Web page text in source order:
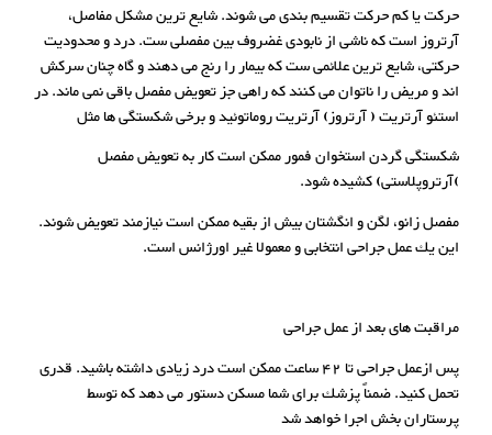
حرکت یا کم حرکت تقسیم بندی می شوند. شایع ترین مشکل مفاصل،
آرتروز است که ناشی از نابودی غضروف بین مفصلی ست. درد و محدودیت
حرکتی، شایع ترین علائمی ست که بیمار را رنج می دهند و گاه چنان سرکش
اند و مریض را ناتوان می کنند که راهی جز تعویض مفصل باقی نمی ماند. در
استئو آرتریت ( آرتروز) آرتریت روماتوئید و برخی شکستگی ها مثل
شکستگی گردن استخوان فمور ممکن است کار به تعویض مفصل
)آرتروپلاستی) کشیده شود.
مفصل زانو، لگن و انگشتان بیش از بقیه ممکن است نیازمند تعویض شوند.
این یك عمل جراحی انتخابی و معمولا غیر اورژانس است.
مراقبت های بعد از عمل جراحی
پس ازعمل جراحی تا 42 ساعت ممکن است درد زیادی داشته باشید. قدری
تحمل کنید. ضمناً پزشك برای شما مسکن دستور می دهد که توسط
پرستاران بخش اجرا خواهد شد